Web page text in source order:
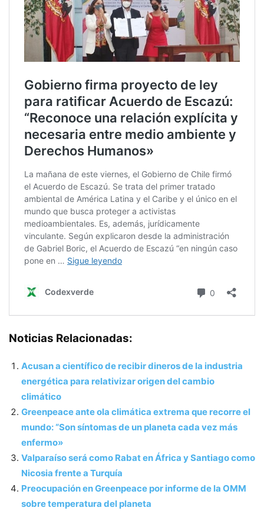
Noticias Relacionadas:
Acusan a científico de recibir dineros de la industria
energética para relativizar origen del cambio
climático
Greenpeace ante ola climática extrema que recorre el
mundo: “Son síntomas de un planeta cada vez más
enfermo»
Valparaíso será como Rabat en África y Santiago como
Nicosia frente a Turquía
Preocupación en Greenpeace por informe de la OMM
sobre temperatura del planeta